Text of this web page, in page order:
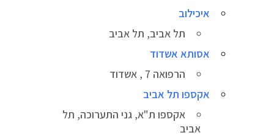
איכילוב
תל אביב, תל אביב
אסותא אשדוד
הרפואה 7 , אשדוד
אקספו תל אביב
אקספו ת"א, גני התערוכה, תל
אביב